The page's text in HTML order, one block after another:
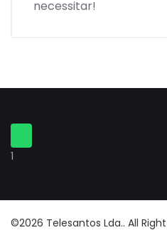
necessitar!
1
©2026 Telesantos Lda.. All